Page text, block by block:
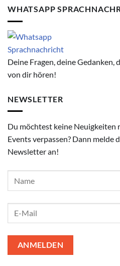
WHATSAPP
Deine Fragen, deine Gedanken,
von dir hören!
NEWSLETTER
Du möchtest keine Neuigkeiten
Events verpassen? Dann melde
Newsletter an!